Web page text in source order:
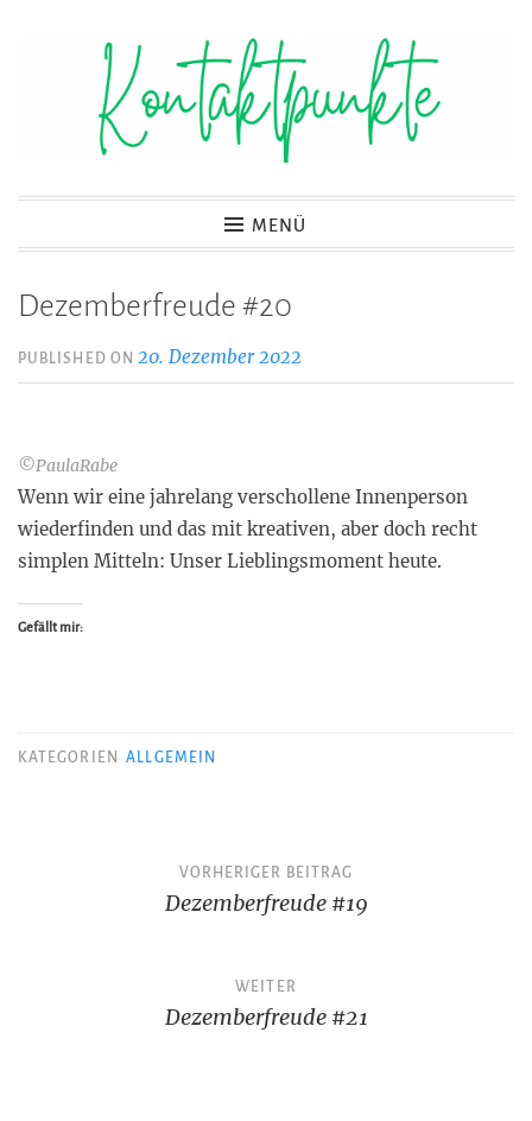
Kontaktpunkte
MENÜ
Dezemberfreude #20
PUBLISHED ON 20. Dezember 2022
©PaulaRabe
Wenn wir eine jahrelang verschollene Innenperson
wiederfinden und das mit kreativen, aber doch recht
simplen Mitteln: Unser Lieblingsmoment heute.
Gefällt mir:
KATEGORIEN ALLGEMEIN
Beitragsnavigation
VORHERIGER BEITRAG
Dezemberfreude #19
WEITER
Dezemberfreude #21